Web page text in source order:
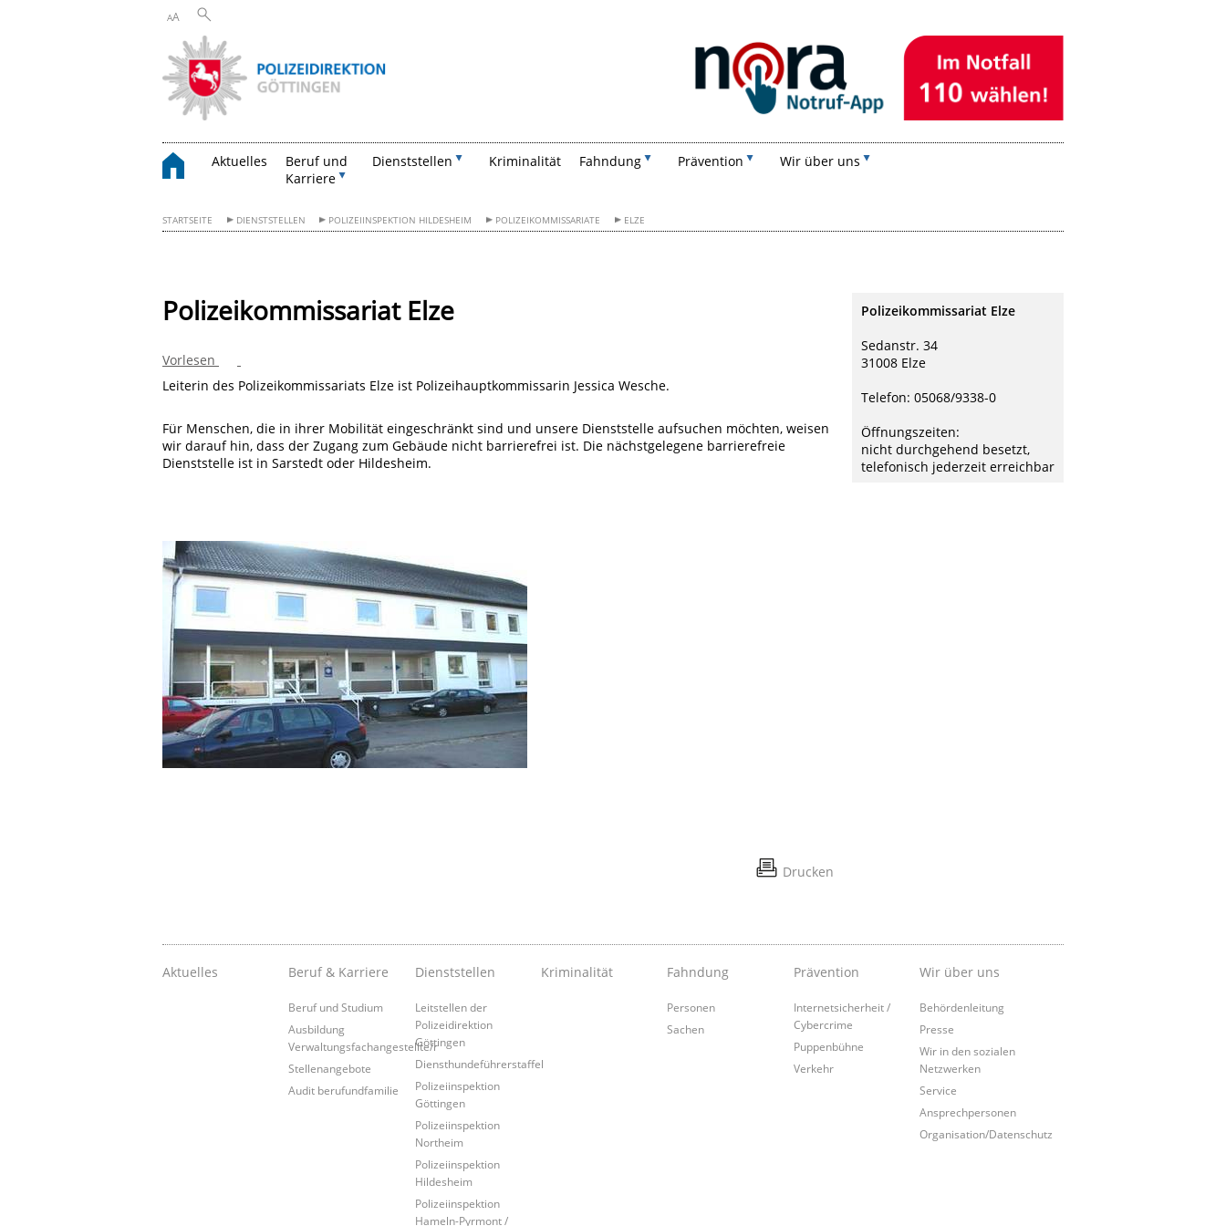
AA
Aktuelles
Beruf und
Karriere
Dienststellen Kriminalität Fahndung Prävention Wir über uns
STARTSEITE DIENSTSTELLEN POLIZEIINSPEKTION HILDESHEIM POLIZEIKOMMISSARIATE ELZE
Polizeikommissariat Elze
Vorlesen
Leiterin des Polizeikommissariats Elze ist Polizeihauptkommissarin Jessica Wesche.
Für Menschen, die in ihrer Mobilität eingeschränkt sind und unsere Dienststelle aufsuchen möchten, weisen
wir darauf hin, dass der Zugang zum Gebäude nicht barrierefrei ist. Die nächstgelegene barrierefreie
Dienststelle ist in Sarstedt oder Hildesheim.
Drucken
Polizeikommissariat Elze
Sedanstr. 34
31008 Elze
Telefon: 05068/9338-0
Öffnungszeiten:
nicht durchgehend besetzt,
telefonisch jederzeit erreichbar
Aktuelles Beruf & Karriere
Beruf und Studium
Ausbildung
Verwaltungsfachangestellte/r
Stellenangebote
Audit berufundfamilie
Dienststellen
Leitstellen der
Polizeidirektion
Göttingen
Diensthundeführerstaffel
Polizeiinspektion
Göttingen
Polizeiinspektion
Northeim
Polizeiinspektion
Hildesheim
Polizeiinspektion
Hameln-Pyrmont /
Kriminalität Fahndung
Personen
Sachen
Prävention
Internetsicherheit /
Cybercrime
Puppenbühne
Verkehr
Wir über uns
Behördenleitung
Presse
Wir in den sozialen
Netzwerken
Service
Ansprechpersonen
Organisation/Datenschutz